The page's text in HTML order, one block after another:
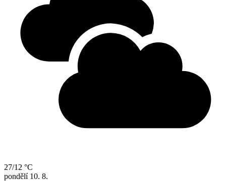
27/12 °C
pondělí 10. 8.